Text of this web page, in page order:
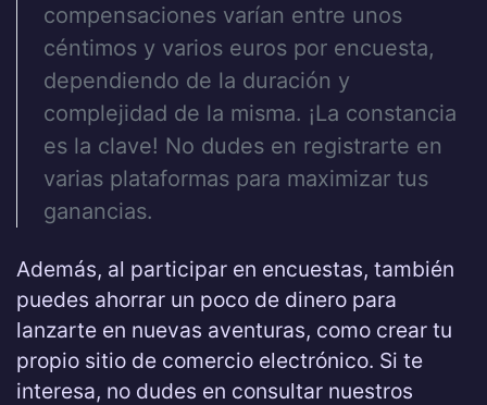
compensaciones varían entre unos
céntimos y varios euros por encuesta,
dependiendo de la duración y
complejidad de la misma. ¡La constancia
es la clave! No dudes en registrarte en
varias plataformas para maximizar tus
ganancias.
Además, al participar en encuestas, también
puedes ahorrar un poco de dinero para
lanzarte en nuevas aventuras, como crear tu
propio sitio de comercio electrónico. Si te
interesa, no dudes en consultar nuestros